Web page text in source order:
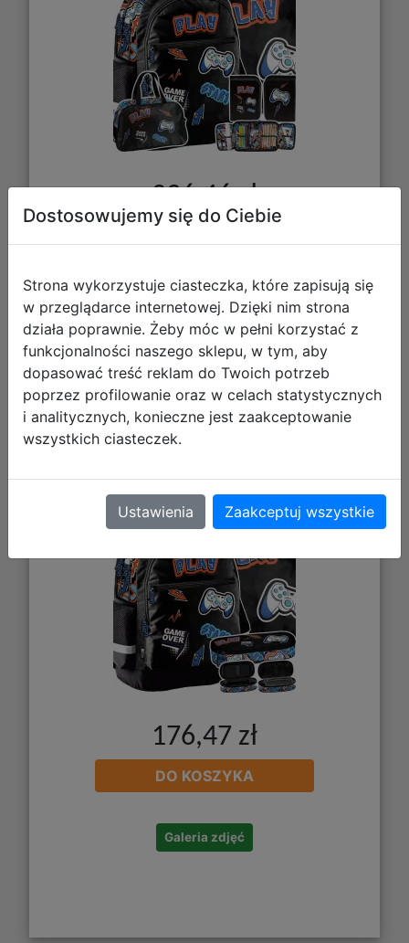
236,46 zł
Galeria zdjęć
Paso Zestaw Szkolny 3el Play Plecak
Worek PP26GH-712
176,47 zł
DO KOSZYKA
Galeria zdjęć
Dostosowujemy się do Ciebie
Strona wykorzystuje ciasteczka, które zapisują się
w przeglądarce internetowej. Dzięki nim strona
działa poprawnie. Żeby móc w pełni korzystać z
funkcjonalności naszego sklepu, w tym, aby
dopasować treść reklam do Twoich potrzeb
poprzez profilowanie oraz w celach statystycznych
i analitycznych, konieczne jest zaakceptowanie
wszystkich ciasteczek.
Ustawienia Zaakceptuj wszystkie